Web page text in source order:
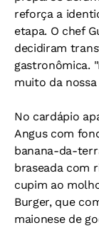
reforça a
etapa. O chef
decidiram
gastronômica.
muito da
No cardápio
Angus com
banana-da-
braseada com
cupim ao
Burger, que
maionese de